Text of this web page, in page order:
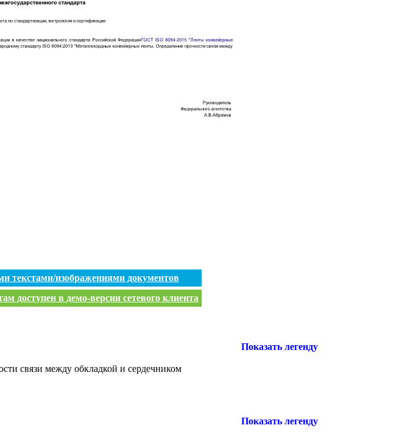
текстами/изображениями документов
доступен в демо-версии сетевого клиента
Показать легенду
связи между обкладкой и сердечником
Показать легенду